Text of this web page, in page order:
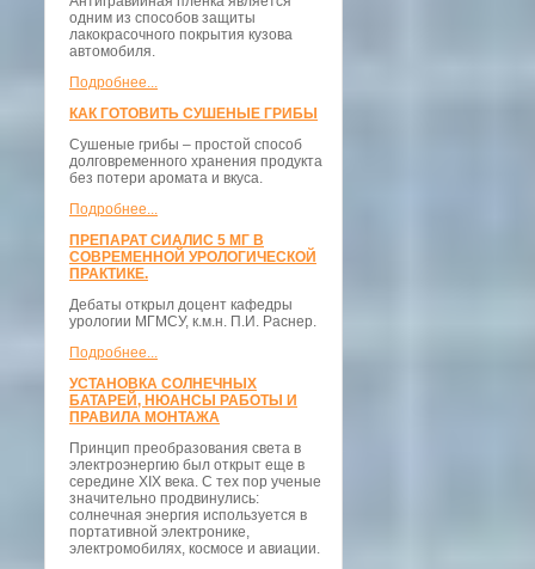
одним из способов защиты
лакокрасочного покрытия кузова
автомобиля.
Подробнее...
КАК ГОТОВИТЬ СУШЕНЫЕ ГРИБЫ
Сушеные грибы – простой способ
долговременного хранения продукта
без потери аромата и вкуса.
Подробнее...
ПРЕПАРАТ СИАЛИС 5 МГ В
СОВРЕМЕННОЙ УРОЛОГИЧЕСКОЙ
ПРАКТИКЕ.
Дебаты открыл доцент кафедры
урологии МГМСУ, к.м.н. П.И. Раснер.
Подробнее...
УСТАНОВКА СОЛНЕЧНЫХ
БАТАРЕЙ, НЮАНСЫ РАБОТЫ И
ПРАВИЛА МОНТАЖА
Принцип преобразования света в
электроэнергию был открыт еще в
середине XIX века. С тех пор ученые
значительно продвинулись:
солнечная энергия используется в
портативной электронике,
электромобилях, космосе и авиации.